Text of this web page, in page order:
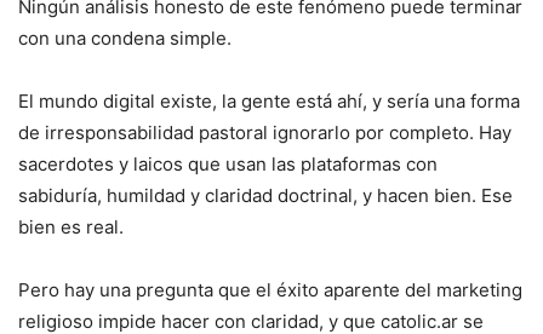
Ningún análisis honesto de este fenómeno puede terminar
con una condena simple.
El mundo digital existe, la gente está ahí, y sería una forma
de irresponsabilidad pastoral ignorarlo por completo. Hay
sacerdotes y laicos que usan las plataformas con
sabiduría, humildad y claridad doctrinal, y hacen bien. Ese
bien es real.
Pero hay una pregunta que el éxito aparente del marketing
religioso impide hacer con claridad, y que catolic.ar se